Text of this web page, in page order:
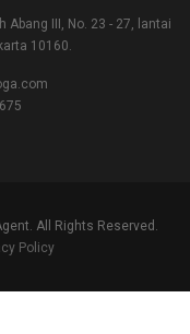
Abang III, No. 23 - 27, lantai
10160.
All Rights Reserved.
Policy